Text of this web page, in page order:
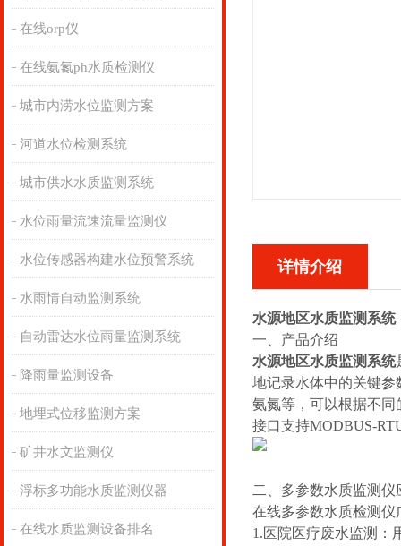
在线orp仪
在线氨氮ph水质检测仪
城市内涝水位监测方案
河道水位检测系统
城市供水水质监测系统
水位雨量流速流量监测仪
水位传感器构建水位预警系统
水雨情自动监测系统
自动雷达水位雨量监测系统
降雨量监测设备
地埋式位移监测方案
矿井水文监测仪
浮标多功能水质监测仪器
在线水质监测设备排名
详情介绍
水源地区水质监测系统
一、产品介绍
水源地区水质监测系统
地记录水体中的关键
氨氮等，可以根据不同
接口支持MODBUS-
二、多参数水质监测仪
在线多参数水质检测
1.医院医疗废水监测：